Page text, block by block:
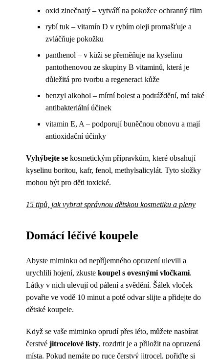
oxid zinečnatý – vytváří na pokožce ochranný film
rybí tuk – vitamín D v rybím oleji promašťuje a
zvláčňuje pokožku
panthenol – v kůži se přeměňuje na kyselinu
pantothenovou ze skupiny B vitaminů, která je
důležitá pro tvorbu a regeneraci kůže
benzyl alkohol – mírní bolest a podráždění, má také
antibakteriální účinek
vitamin E, A – podporují buněčnou obnovu a mají
antioxidační účinky
Vyhýbejte se kosmetickým přípravkům, které obsahují
kyselinu boritou, kafr, fenol, methylsalicylát. Tyto složky
mohou být pro děti toxické.
15 tipů, jak vybrat správnou dětskou kosmetiku a pleny
Domácí léčivé koupele
Abyste miminku od nepříjemného opruzení ulevili a
urychlili hojení, zkuste koupel s ovesnými vločkami.
Látky v nich ulevují od pálení a svědění. Šálek vloček
povařte ve vodě 10 minut a poté odvar slijte a přidejte do
dětské koupele.
Když se vaše miminko oprudí přes léto, můžete nasbírat
čerstvé jitrocelové listy, rozdrtit je a přiložit na opruzená
místa. Pokud nemáte po ruce čerstvý jitrocel, pořiďte si